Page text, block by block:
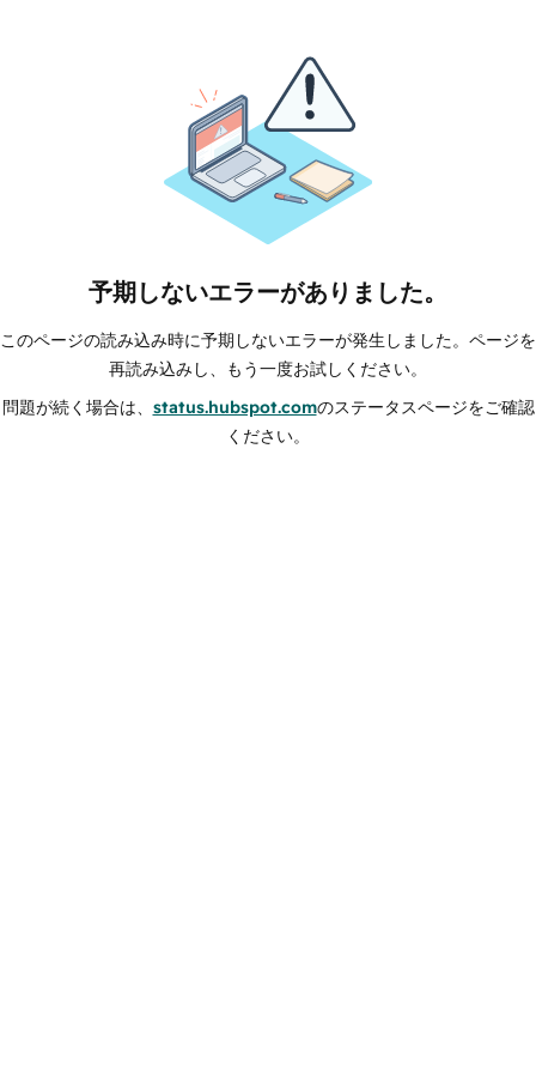
予期しないエラーがありました。
このページの読み込み時に予期しないエラーが発生しました。ページを
再読み込みし、もう一度お試しください。
問題が続く場合は、 status.hubspot.comのステータスページをご確認
ください。